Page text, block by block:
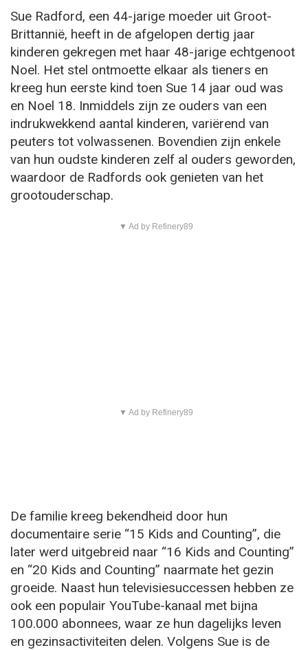
Sue Radford, een 44-jarige moeder uit Groot-
Brittannië, heeft in de afgelopen dertig jaar
kinderen gekregen met haar 48-jarige echtgenoot
Noel. Het stel ontmoette elkaar als tieners en
kreeg hun eerste kind toen Sue 14 jaar oud was
en Noel 18. Inmiddels zijn ze ouders van een
indrukwekkend aantal kinderen, variërend van
peuters tot volwassenen. Bovendien zijn enkele
van hun oudste kinderen zelf al ouders geworden,
waardoor de Radfords ook genieten van het
grootouderschap.
▼ Ad by Refinery89
▼ Ad by Refinery89
De familie kreeg bekendheid door hun
documentaire serie “15 Kids and Counting”, die
later werd uitgebreid naar “16 Kids and Counting”
en “20 Kids and Counting” naarmate het gezin
groeide. Naast hun televisiesuccessen hebben ze
ook een populair YouTube-kanaal met bijna
100.000 abonnees, waar ze hun dagelijks leven
en gezinsactiviteiten delen. Volgens Sue is de